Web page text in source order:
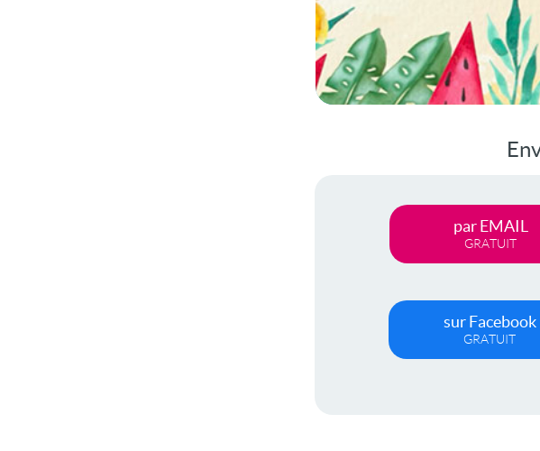
par EMAIL
GRATUIT
sur Facebook
GRATUIT